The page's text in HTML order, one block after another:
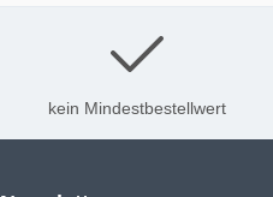
kein Mindestbestellwert